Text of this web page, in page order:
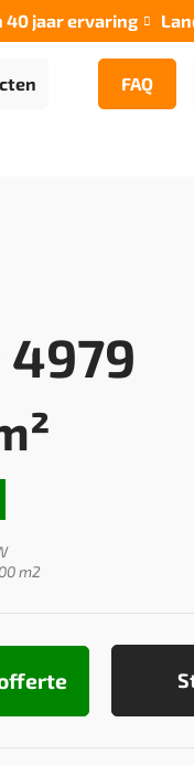
40 jaar ervaring 
FAQ
m2